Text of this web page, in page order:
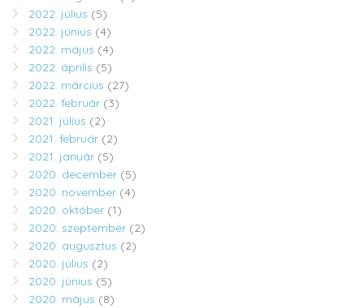
2022. július (5)
2022. június (4)
2022. május (4)
2022. április (5)
2022. március (27)
2022. február (3)
2021. július (2)
2021. február (2)
2021. január (5)
2020. december (5)
2020. november (4)
2020. október (1)
2020. szeptember (2)
2020. augusztus (2)
2020. július (2)
2020. június (5)
2020. május (8)